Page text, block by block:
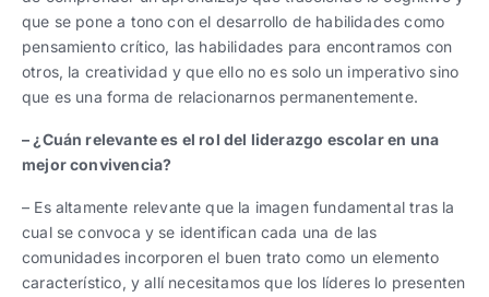
que se pone a tono con el desarrollo de habilidades como
pensamiento crítico, las habilidades para encontramos con
otros, la creatividad y que ello no es solo un imperativo sino
que es una forma de relacionarnos permanentemente.
– ¿Cuán relevante es el rol del liderazgo escolar en una
mejor convivencia?
– Es altamente relevante que la imagen fundamental tras la
cual se convoca y se identifican cada una de las
comunidades incorporen el buen trato como un elemento
característico, y allí necesitamos que los líderes lo presenten